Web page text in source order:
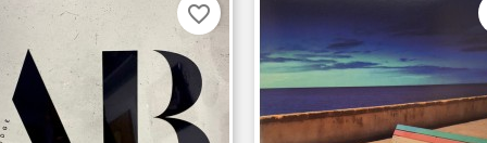
favorite_border